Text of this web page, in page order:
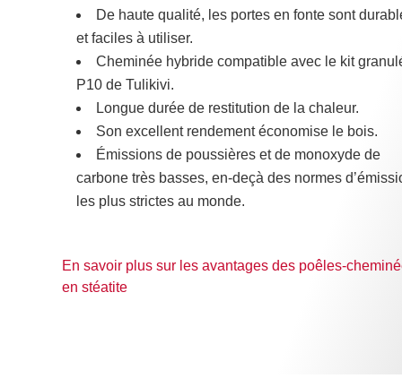
De haute qualité, les portes en fonte sont
et faciles à utiliser.
Cheminée hybride compatible avec le kit
P10 de Tulikivi.
Longue durée de restitution de la chaleur.
Son excellent rendement économise le bois.
Émissions de poussières et de monoxyde de
carbone très basses, en-deçà des normes
les plus strictes au monde.
En savoir plus sur les avantages des poêles-
en stéatite